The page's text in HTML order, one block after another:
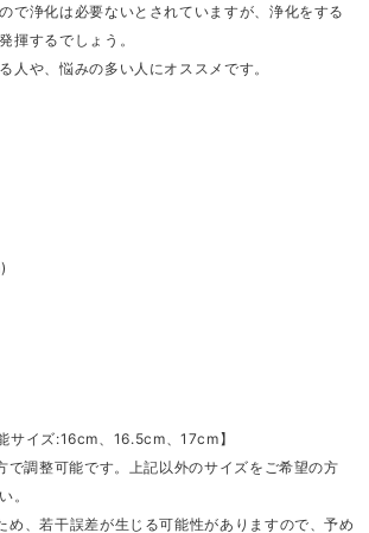
で浄化は必要ないとされていますが、浄化をする
揮するでしょう。
人や、悩みの多い人にオススメです。
サイズ:16cm、16.5cm、17cm】
調整可能です。上記以外のサイズをご希望の方
。
め、若干誤差が生じる可能性がありますので、予め